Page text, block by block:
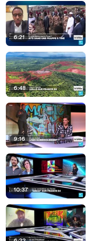
6:21
6:48
9:16
10:37